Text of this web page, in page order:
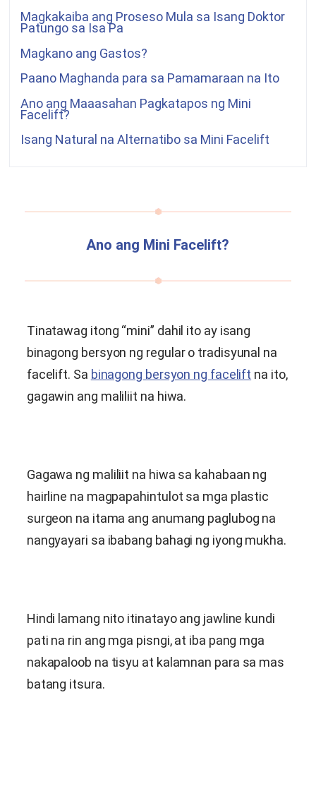
Magkakaiba ang Proseso Mula sa Isang Doktor
Patungo sa Isa Pa
Magkano ang Gastos?
Paano Maghanda para sa Pamamaraan na Ito
Ano ang Maaasahan Pagkatapos ng Mini
Facelift?
Isang Natural na Alternatibo sa Mini Facelift
Ano ang Mini Facelift?
Tinatawag itong “mini” dahil ito ay isang
binagong bersyon ng regular o tradisyunal na
facelift. Sa binagong bersyon ng facelift na ito,
gagawin ang maliliit na hiwa.
Gagawa ng maliliit na hiwa sa kahabaan ng
hairline na magpapahintulot sa mga plastic
surgeon na itama ang anumang paglubog na
nangyayari sa ibabang bahagi ng iyong mukha.
Hindi lamang nito itinatayo ang jawline kundi
pati na rin ang mga pisngi, at iba pang mga
nakapaloob na tisyu at kalamnan para sa mas
batang itsura.